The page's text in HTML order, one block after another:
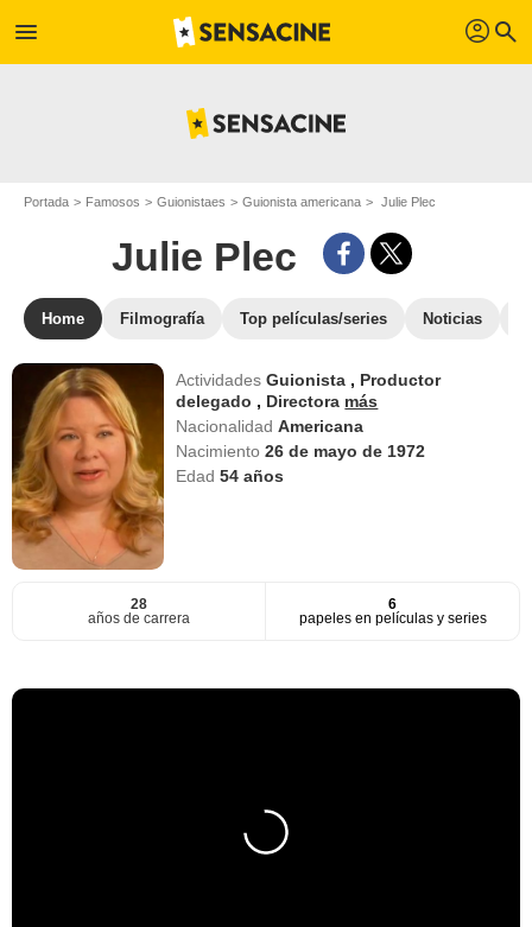
menu profil search
Portada Famosos Guionistaes Guionista americana Julie Plec
Julie Plec
Home Filmografía Top películas/series Noticias
ActividadesGuionista , Productor
delegado , Directora más
NacionalidadAmericana
Nacimiento26 de mayo de 1972
Edad54 años
28
años de carrera
6
papeles en películas y series